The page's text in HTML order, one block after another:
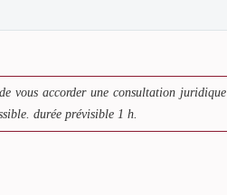
vous accorder une consultation
durée prévisible 1 h.